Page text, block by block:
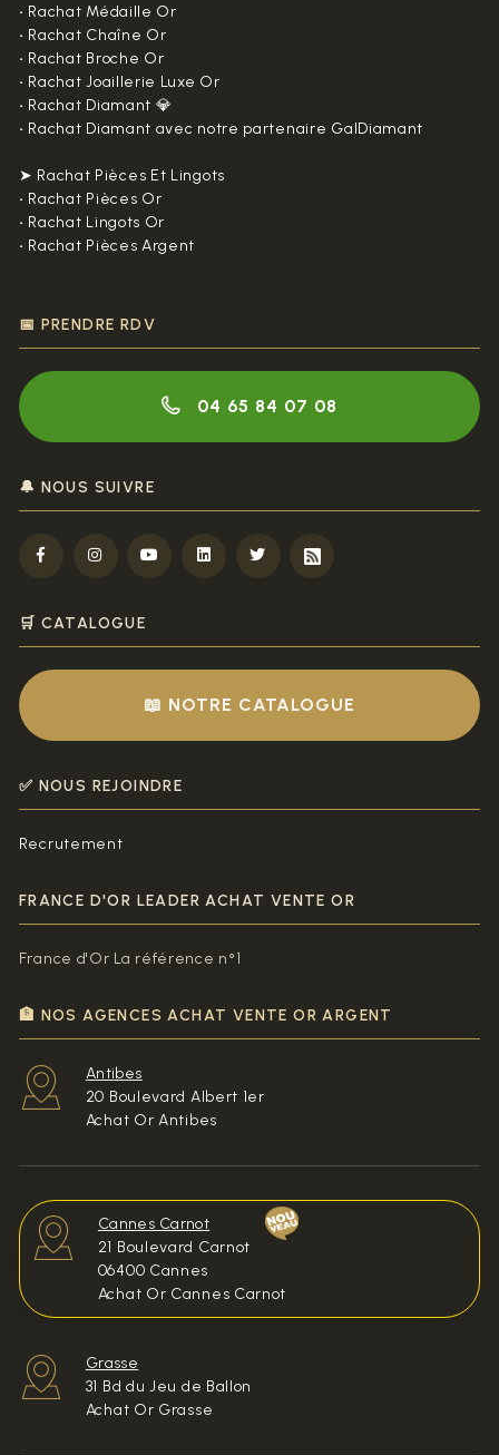
• Rachat Médaille Or
• Rachat Chaîne Or
• Rachat Broche Or
• Rachat Joaillerie Luxe Or
• Rachat Diamant 💎
• Rachat Diamant avec notre partenaire GalDiamant
➤ Rachat Pièces Et Lingots
• Rachat Pièces Or
• Rachat Lingots Or
• Rachat Pièces Argent
🏦 NOS AGENCES ACHAT VENTE OR ARGENT
Antibes
20 Boulevard Albert 1er
Achat Or Antibes
Cannes Carnot
21 Boulevard Carnot
06400 Cannes
Achat Or Cannes Carnot
Grasse
31 Bd du Jeu de Ballon
Achat Or Grasse
📅 PRENDRE RDV
04 65 84 07 08
🔔 NOUS SUIVRE
🛒 CATALOGUE
📖 NOTRE CATALOGUE
✅ NOUS REJOINDRE
Recrutement
FRANCE D'OR LEADER ACHAT VENTE OR
France d'Or La référence n°1